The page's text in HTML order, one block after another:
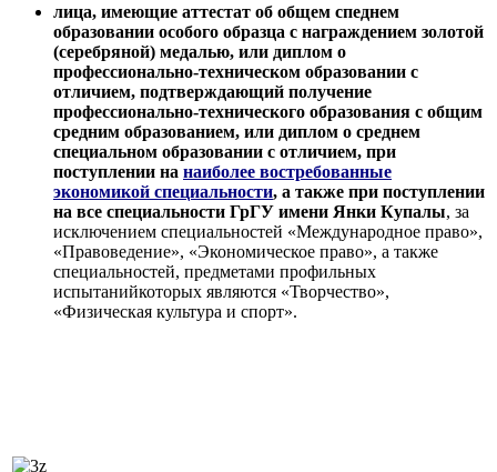
лица, имеющие аттестат об общем спеднем
образовании особого образца с награждением золотой
(серебряной) медалью, или диплом о
профессионально-техническом образовании с
отличием, подтверждающий получение
профессионально-технического образования с общим
средним образованием, или диплом о среднем
специальном образовании с отличием, при
поступлении на наиболее востребованные
экономикой специальности, а также при поступлении
на все специальности ГрГУ имени Янки Купалы, за
исключением специальностей «Международное право»,
«Правоведение», «Экономическое право», а также
специальностей, предметами профильных
испытанийкоторых являются «Творчество»,
«Физическая культура и спорт».